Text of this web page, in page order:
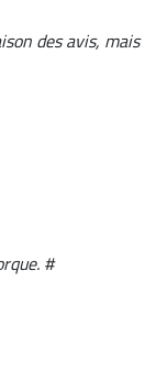
des avis, mais
#